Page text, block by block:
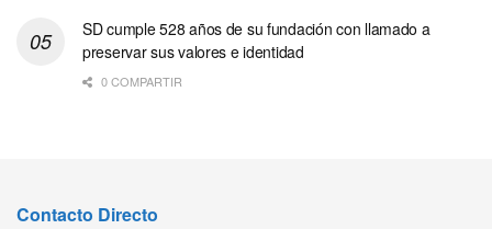
SD cumple 528 años de su fundación con llamado a
preservar sus valores e identidad
0 COMPARTIR
Contacto Directo